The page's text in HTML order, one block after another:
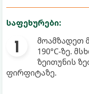
საფეხურები:
მოამზადეთ
190°C-ზე.
ზეითუნის
ფირფიტაზე.